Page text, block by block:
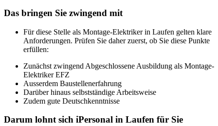
Das bringen Sie zwingend mit
Für diese Stelle als Montage-Elektriker in Laufen gelten klare
Anforderungen. Prüfen Sie daher zuerst, ob Sie diese Punkte
erfüllen:
Zunächst zwingend Abgeschlossene Ausbildung als Montage-
Elektriker EFZ
Ausserdem Baustellenerfahrung
Darüber hinaus selbstständige Arbeitsweise
Zudem gute Deutschkenntnisse
Darum lohnt sich iPersonal in Laufen für Sie